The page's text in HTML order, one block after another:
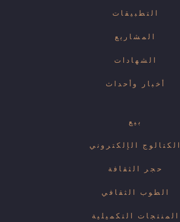
التطبيقات
المشاريع
الشهادات
أخبار وأحداث
بيع
الكتالوج الإلكتروني
حجر الثقافة
الطوب الثقافي
المنتجات التكميلية